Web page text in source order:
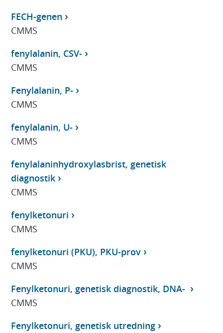
FECH-genen
CMMS
fenylalanin, CSV-
CMMS
Fenylalanin, P-
CMMS
fenylalanin, U-
CMMS
fenylalaninhydroxylasbrist, genetisk
diagnostik
CMMS
fenylketonuri
CMMS
fenylketonuri (PKU), PKU-prov
CMMS
Fenylketonuri, genetisk diagnostik, DNA-
CMMS
Fenylketonuri, genetisk utredning